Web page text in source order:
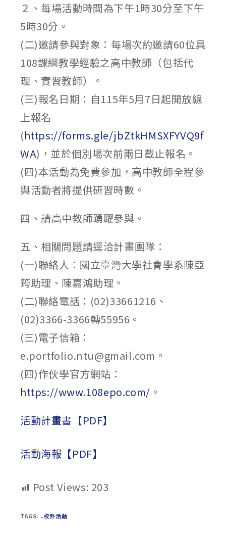
２、每場活動時間為下午1時30分至下午
5時30分。
(二)邀請參與對象：每場次約邀請60位具
108課綱教學經驗之高中教師（包括代
理、實習教師）。
(三)報名日期：自115年5月7日起開放線
上報名
(https://forms.gle/jbZtkHMSXFYVQ9f
WA)，並於個別場次前兩日截止報名。
(四)本活動為免費參加，高中教師全程參
與活動者將提供研習時數。
四、請高中教師踴躍參與。
五、相關問題請逕洽計畫團隊：
(一)聯絡人：國立臺灣大學社會學系陳亞
筠助理、陳嘉鴻助理。
(二)聯絡電話：(02)33661216、
(02)3366-3366轉55956。
(三)電子信箱：
e.portfolio.ntu@gmail.com。
(四)作伙學官方網站：
https://www.108epo.com/ 。
活動計畫書【PDF】
活動海報【PDF】
Post Views: 203
TAGS: ..校外活動